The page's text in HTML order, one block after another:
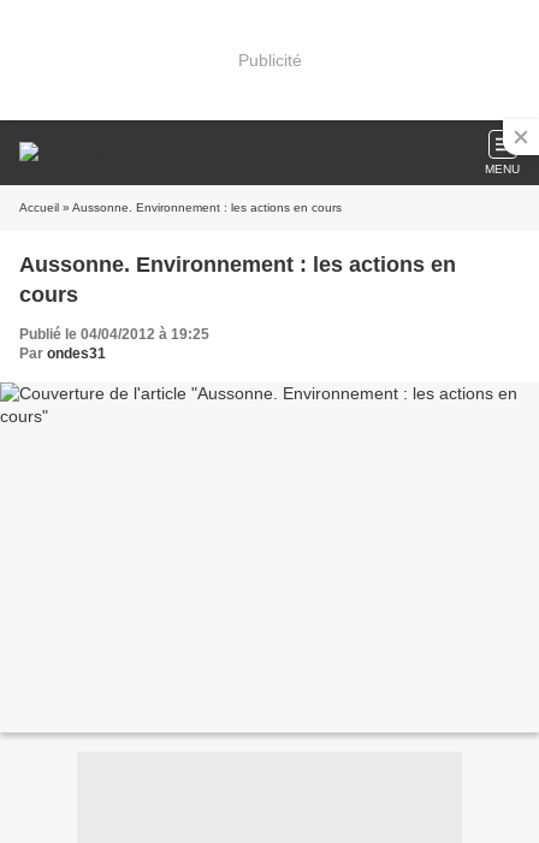
Publicité
MENU
Accueil » Aussonne. Environnement : les actions en cours
Aussonne. Environnement : les actions en
cours
Publié le 04/04/2012 à 19:25
Par ondes31